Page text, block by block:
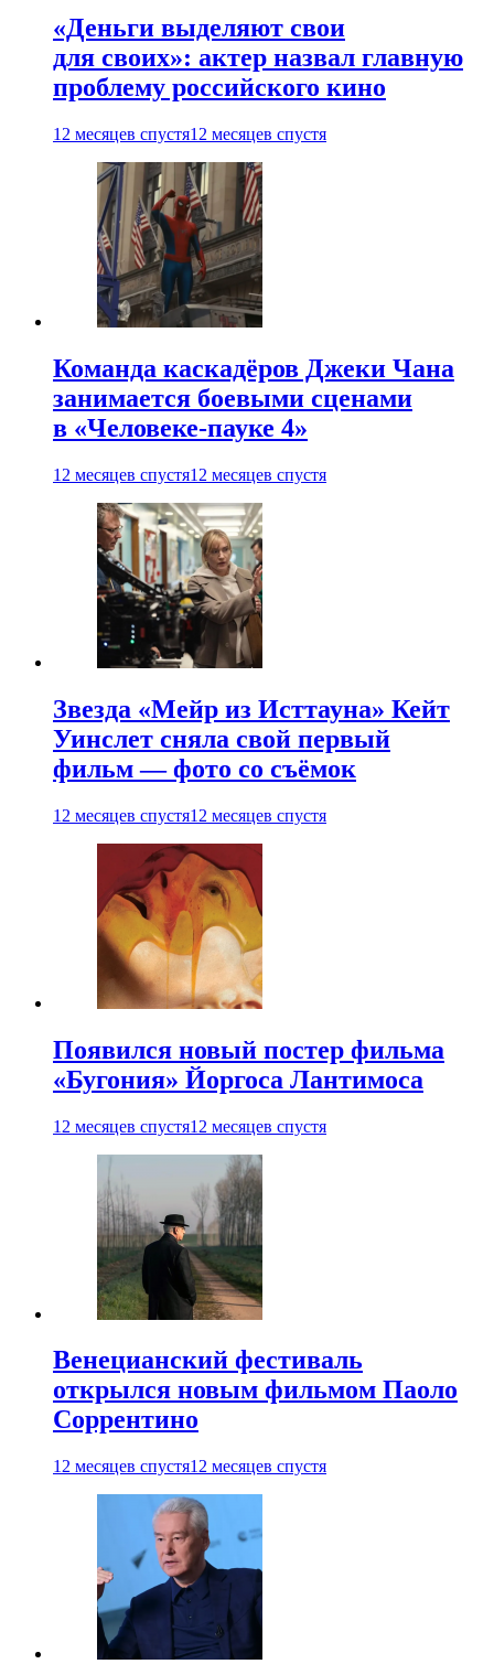
«Деньги выделяют свои
для своих»: актер назвал главную
проблему российского кино
12 месяцев спустя12 месяцев спустя
Команда каскадёров Джеки Чана
занимается боевыми сценами
в «Человеке-пауке 4»
12 месяцев спустя12 месяцев спустя
Звезда «Мейр из Исттауна» Кейт
Уинслет сняла свой первый
фильм — фото со съёмок
12 месяцев спустя12 месяцев спустя
Появился новый постер фильма
«Бугония» Йоргоса Лантимоса
12 месяцев спустя12 месяцев спустя
Венецианский фестиваль
открылся новым фильмом Паоло
Соррентино
12 месяцев спустя12 месяцев спустя